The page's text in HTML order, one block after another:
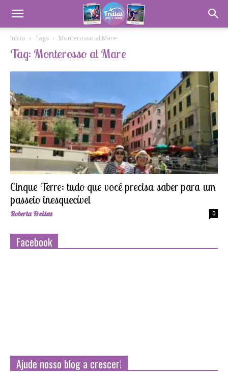
Início Tags Monterosso al Mare
Tag: Monterosso al Mare
Cinque Terre: tudo que você precisa saber para um
passeio inesquecível
Roberta Freitas 0
Facebook
Ajude nosso blog a crescer!